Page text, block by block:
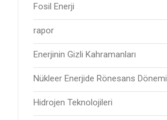
Fosil Enerji
rapor
Enerjinin Gizli Kahramanları
Nükleer Enerjide Rönesans Dönemi
Hidrojen Teknolojileri